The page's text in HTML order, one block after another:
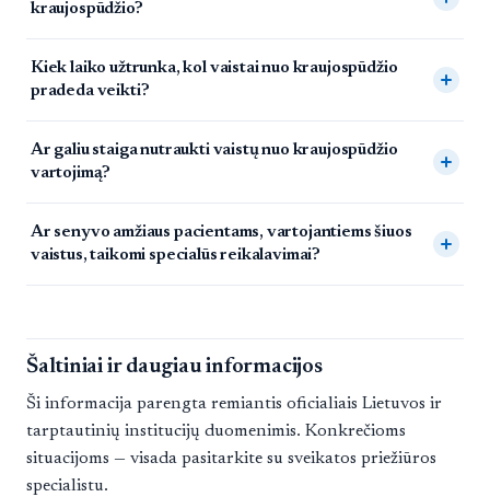
kraujospūdžio?
Kiek laiko užtrunka, kol vaistai nuo kraujospūdžio
pradeda veikti?
Ar galiu staiga nutraukti vaistų nuo kraujospūdžio
vartojimą?
Ar senyvo amžiaus pacientams, vartojantiems šiuos
vaistus, taikomi specialūs reikalavimai?
Šaltiniai ir daugiau informacijos
Ši informacija parengta remiantis oficialiais Lietuvos ir
tarptautinių institucijų duomenimis. Konkrečioms
situacijoms — visada pasitarkite su sveikatos priežiūros
specialistu.